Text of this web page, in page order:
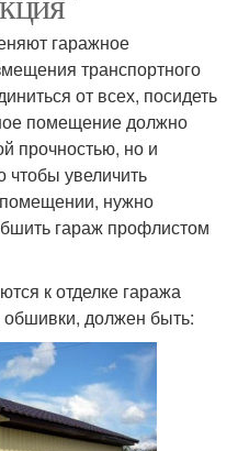
гаражное
транспортного
от всех, посидеть
помещение должно
прочностью, но и
чтобы увеличить
нужно
гараж профлистом
к отделке гаража
должен быть: